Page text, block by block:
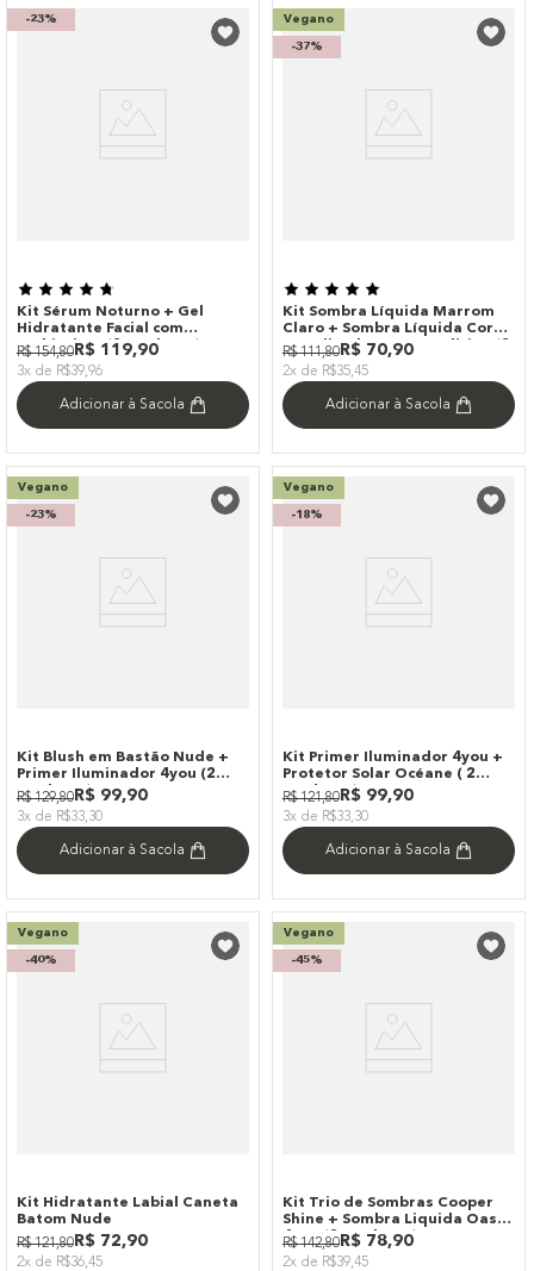
-23%
Kit Sérum Noturno + Gel
Hidratante Facial com
Probióticos (2 Produtos)
R$ 154,80R$ 119,90
3x de R$39,96
Adicionar à Sacola
Vegano
-37%
Kit Sombra Líquida Marrom
Claro + Sombra Líquida Coral
Metalizada Océane Edition (2
Produtos)
R$ 111,80R$ 70,90
2x de R$35,45
Adicionar à Sacola
Vegano
-23%
Kit Blush em Bastão Nude +
Primer Iluminador 4you (2
Produtos)
R$ 129,80R$ 99,90
3x de R$33,30
Adicionar à Sacola
Vegano
-18%
Kit Primer Iluminador 4you +
Protetor Solar Océane ( 2
Produtos)
R$ 121,80R$ 99,90
3x de R$33,30
Adicionar à Sacola
Vegano
-40%
Kit Hidratante Labial Caneta
Batom Nude
R$ 121,80R$ 72,90
2x de R$36,45
Vegano
-45%
Kit Trio de Sombras Cooper
Shine + Sombra Liquida Oasis
4you (2 Produtos)
R$ 142,80R$ 78,90
2x de R$39,45